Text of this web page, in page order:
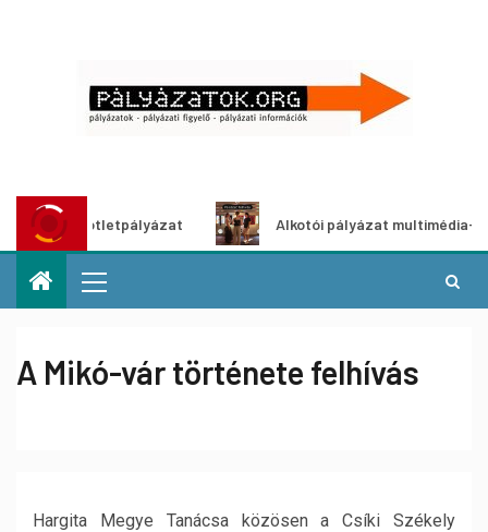
ötletpályázat Alkotói pályázat multimédia-
A Mikó-vár története felhívás
Hargita Megye Tanácsa közösen a Csíki Székely